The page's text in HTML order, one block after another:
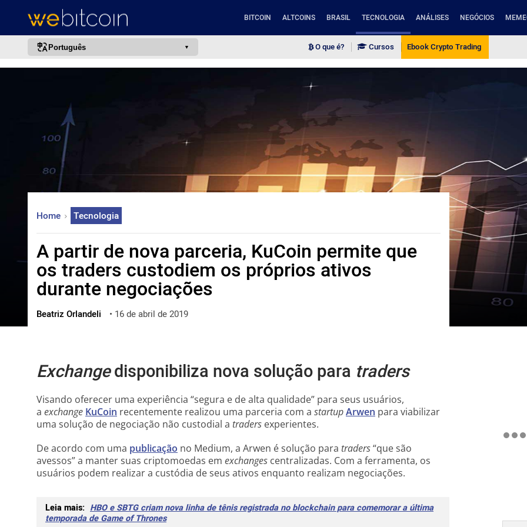
BITCOIN ALTCOINS BRASIL TECNOLOGIA ANÁLISES NEGÓCIOS
Português
español
français
italiano
deutsch
日本語
русский
한국어
العربية
ไทย
ქართული
O que é? Cursos Ebook Crypto Trading
Home Tecnologia
A partir de nova parceria, KuCoin permite que
os traders custodiem os próprios ativos
durante negociações
Beatriz Orlandeli • 16 de abril de 2019
Exchangedisponibiliza nova solução para traders
Visando oferecer uma experiência “segura e de alta qualidade” para seus usuários,
a exchange KuCoin recentemente realizou uma parceria com a startupArwen para viabilizar
uma solução de negociação não custodial a traders experientes.
De acordo com uma publicação no Medium, a Arwen é solução para traders“que são
avessos” a manter suas criptomoedas em exchanges centralizadas. Com a ferramenta, os
usuários podem realizar a custódia de seus ativos enquanto realizam negociações.
Leia mais: HBO e SBTG criam nova linha de tênis registrada no blockchain para comemorar a última
temporada de Game of Thrones